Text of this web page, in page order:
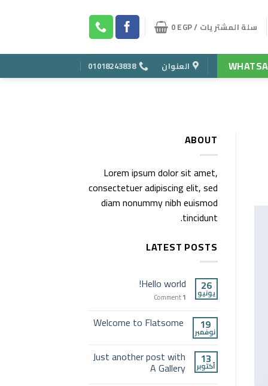
سلة المشتريات / 0EGP
العنوان 01018243838
ABOUT
Lorem ipsum dolor sit amet,
consectetuer adipiscing elit, sed
diam nonummy nibh euismod
tincidunt.
LATEST POSTS
26
يونيو
Hello world!
1
Comment
19
نوفمبر
Welcome to Flatsome
13
أكتوبر
Just another post with
A Gallery